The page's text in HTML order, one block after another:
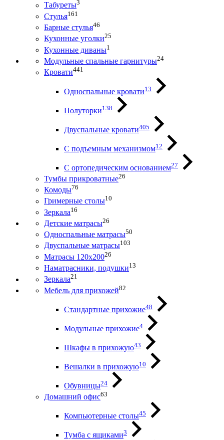
Табуреты3
Стулья161
Барные стулья46
Кухонные уголки25
Кухонные диваны1
Модульные спальные гарнитуры24
Кровати441
Односпальные кровати13
Полуторки138
Двуспальные кровати405
С подъемным механизмом12
С ортопедическим основанием27
Тумбы прикроватные26
Комоды76
Гримерные столы10
Зеркала16
Детские матрасы26
Односпальные матрасы50
Двуспальные матрасы103
Матрасы 120х20026
Наматрасники, подушки13
Зеркала21
Мебель для прихожей82
Стандартные прихожие48
Модульные прихожие4
Шкафы в прихожую43
Вешалки в прихожую10
Обувницы24
Домашний офис63
Компьютерные столы45
Тумба с ящиками3